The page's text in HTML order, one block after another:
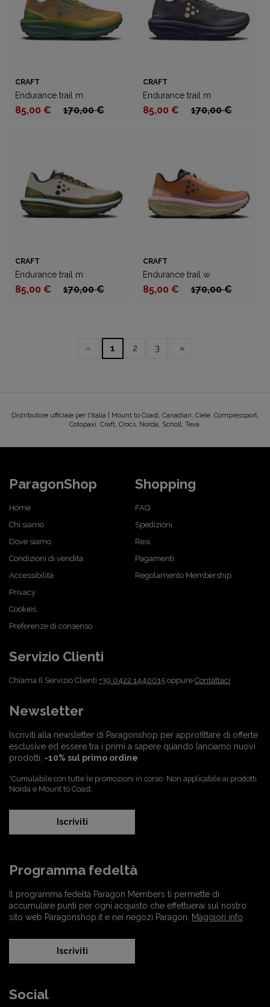
CRAFT
Endurance trail m
85,00 € 170,00 €
CRAFT
Endurance trail m
85,00 € 170,00 €
CRAFT
Endurance trail m
85,00 € 170,00 €
CRAFT
Endurance trail w
85,00 € 170,00 €
« 1 2 3 »
Distributore ufficiale per l'Italia | Mount to Coast, Canadian, Ciele, Compressport,
Cotopaxi, Craft, Crocs, Norda, Scholl, Teva.
ParagonShop
Home
Chi siamo
Dove siamo
Condizioni di vendita
Accessibilità
Privacy
Cookies
Preferenze di consenso
Shopping
FAQ
Spedizioni
Resi
Pagamenti
Regolamento Membership
Servizio Clienti
Chiama Il Servizio Clienti +39 0422 1440015 oppure Contattaci
Newsletter
Iscriviti alla newsletter di Paragonshop per approfittare di offerte
esclusive ed essere tra i primi a sapere quando lanciamo nuovi
prodotti. -10% sul primo ordine
*Cumulabile con tutte le promozioni in corso. Non applicabile ai prodotti
Norda e Mount to Coast.
Iscriviti
Programma fedeltà
Il programma fedeltà Paragon Members ti permette di
accumulare punti per ogni acquisto che effettuerai sul nostro
sito web Paragonshop.it e nei negozi Paragon.
Maggiori info
Iscriviti
Social